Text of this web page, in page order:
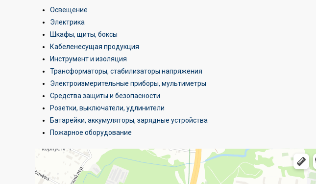
Освещение
Электрика
Шкафы, щиты, боксы
Кабеленесущая продукция
Инструмент и изоляция
Трансформаторы, стабилизаторы напряжения
Электроизмерительные приборы, мультиметры
Средства защиты и безопасности
Розетки, выключатели, удлинители
Батарейки, аккумуляторы, зарядные устройства
Пожарное оборудование
Электротехническая продукция в Минске
Оптовая компания в Минске